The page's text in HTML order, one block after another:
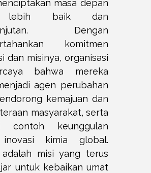
masa depan
lebih baik dan
Dengan
komitmen
dan misinya, organisasi
bahwa mereka
agen perubahan
kemajuan dan
masyarakat, serta
contoh keunggulan
kimia global.
misi yang terus
untuk kebaikan umat